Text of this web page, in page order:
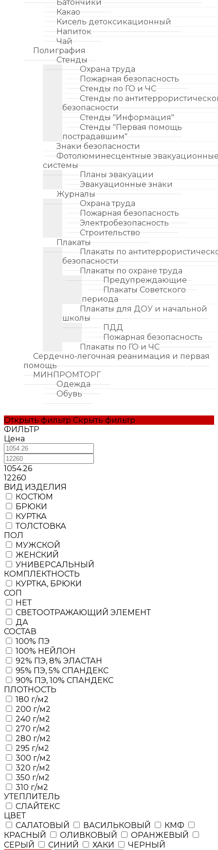
Батончики
Какао
Кисель детоксикационный
Напиток
Чай
Полиграфия
Стенды
Охрана труда
Пожарная безопасность
Стенды по ГО и ЧС
Стенды по
безопасности
Стенды "Информация"
Стенды "Первая помощь
пострадавшим"
Знаки безопасности
Фотолюминесцентные
системы
Планы эвакуации
Эвакуационные знаки
Журналы
Охрана труда
Пожарная безопасность
Электробезопасность
Строительство
Плакаты
Плакаты по
безопасности
Плакаты по охране труда
Предупреждающие
Плакаты Советского
периода
Плакаты для ДОУ и начальной
школы
ПДД
Пожарная безопасность
Плакаты по ГО и ЧС
Сердечно-легочная реанимация и первая
помощь
МИНПРОМТОРГ
Одежда
Обувь
Открыть фильтр Скрыть фильтр
ФИЛЬТР
Цена
1054.26
12260
BИД ИЗДЕЛИЯ
КОСТЮМ
БРЮКИ
КУРТКА
ТОЛСТОВКА
ПОЛ
МУЖСКОЙ
ЖЕНСКИЙ
УНИВЕРСАЛЬНЫЙ
КОМПЛЕКТНОСТЬ
КУРТКА, БРЮКИ
СОП
НЕТ
СВЕТООТРАЖАЮЩИЙ ЭЛЕМЕНТ
ДА
СОСТАВ
100% ПЭ
100% НЕЙЛОН
92% ПЭ, 8% ЭЛАСТАН
95% ПЭ, 5% СПАНДЕКС
90% ПЭ, 10% СПАНДЕКС
ПЛОТНОСТЬ
180 г/м2
200 г/м2
240 г/м2
270 г/м2
280 г/м2
295 г/м2
300 г/м2
320 г/м2
350 г/м2
310 г/м2
УТЕПЛИТЕЛЬ
СЛАЙТЕКС
ЦВЕТ
САЛАТОВЫЙ
ВАСИЛЬКОВЫЙ
КМФ
КРАСНЫЙ
ОЛИВКОВЫЙ
ОРАНЖЕВЫЙ
СЕРЫЙ
СИНИЙ ХАКИ ЧЕРНЫЙ